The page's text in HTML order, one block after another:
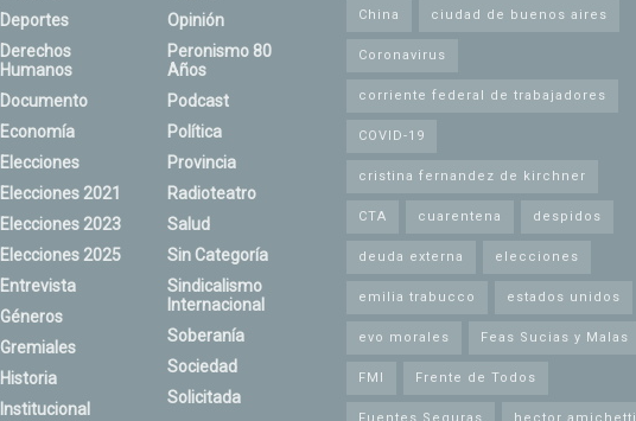
Deportes
Derechos
Humanos
Documento
Economía
Elecciones
Elecciones 2021
Elecciones 2023
Elecciones 2025
Entrevista
Géneros
Gremiales
Historia
Institucional
Opinión
Peronismo 80
Años
Podcast
Política
Provincia
Radioteatro
Salud
Sin Categoría
Sindicalismo
Internacional
Soberanía
Sociedad
Solicitada
China ciudad de buenos aires
Coronavirus
corriente federal de trabajadores
COVID-19
cristina fernandez de kirchner
CTA cuarentena despidos
deuda externa elecciones
emilia trabucco estados unidos
evo morales Feas Sucias y Malas
FMI Frente de Todos
Fuentes Seguras hector amichetti